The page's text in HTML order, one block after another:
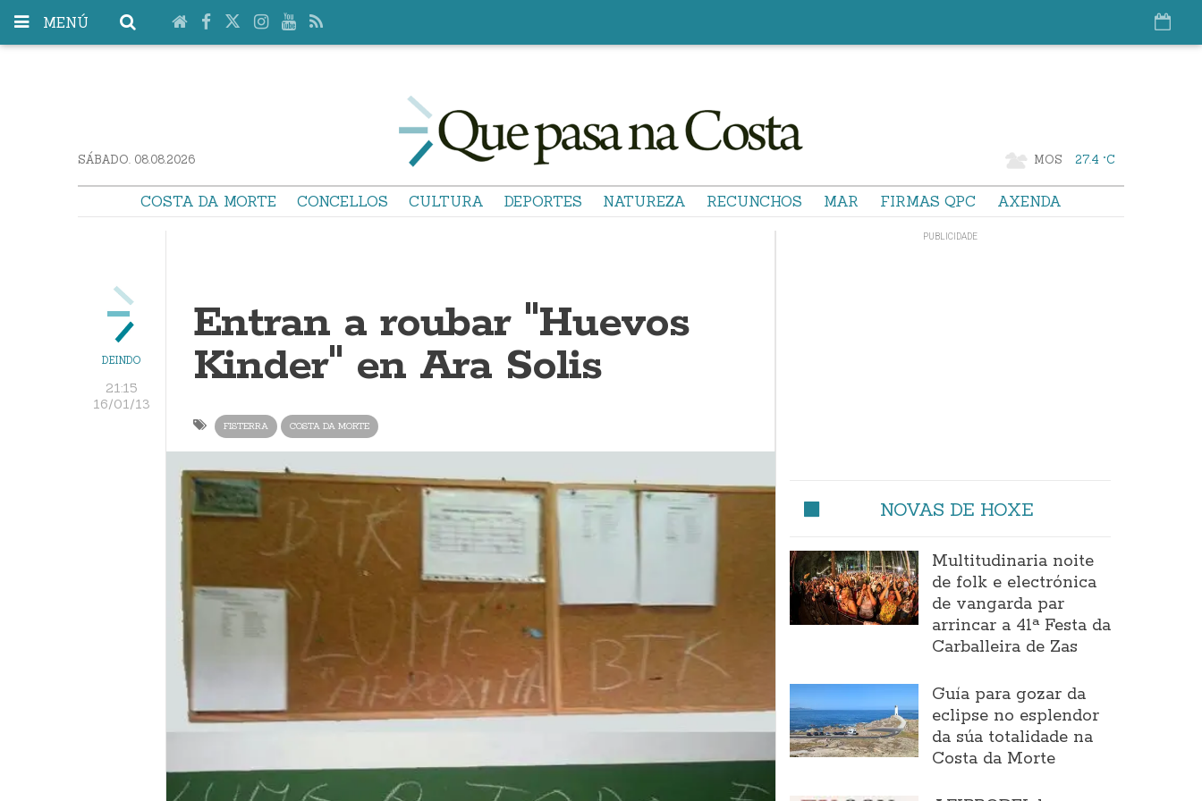
MENÚ
SÁBADO. 08.08.2026 MOS 27.4 °C
COSTA DA MORTE CONCELLOS CULTURA DEPORTES NATUREZA RECUNCHOS MAR FIRMAS QPC AXENDA
DEINDO
21:15
16/01/13
Entran a roubar "Huevos
Kinder" en Ara Solis
FISTERRA COSTA DA MORTE
NOVAS DE HOXE
Multitudinaria noite
de folk e electrónica
de vangarda par
arrincar a 41ª Festa da
Carballeira de Zas
Guía para gozar da
eclipse no esplendor
da súa totalidade na
Costa da Morte